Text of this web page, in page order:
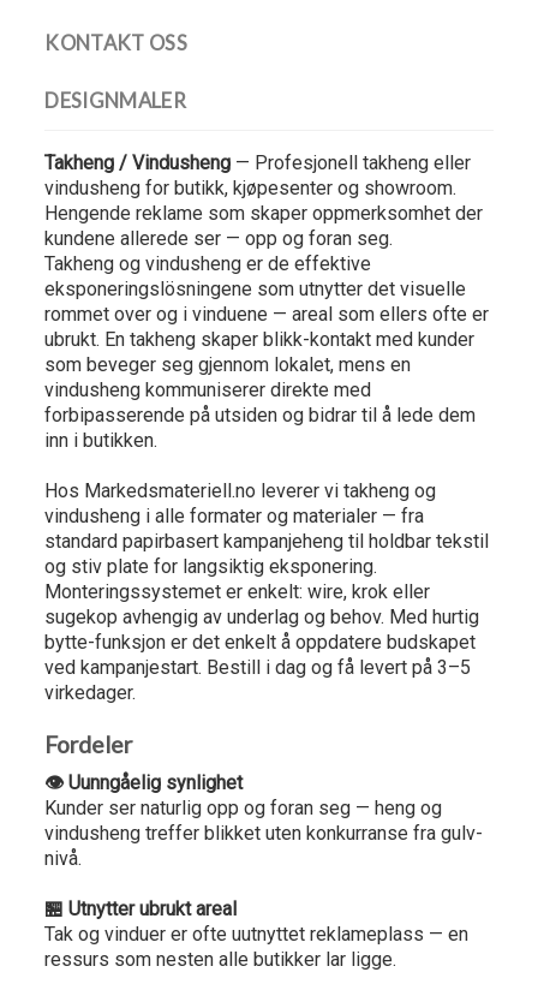
KONTAKT OSS
DESIGNMALER
Takheng / Vindusheng — Profesjonell takheng eller
vindusheng for butikk, kjøpesenter og showroom.
Hengende reklame som skaper oppmerksomhet der
kundene allerede ser — opp og foran seg.
Takheng og vindusheng er de effektive
eksponeringslösningene som utnytter det visuelle
rommet over og i vinduene — areal som ellers ofte er
ubrukt. En takheng skaper blikk-kontakt med kunder
som beveger seg gjennom lokalet, mens en
vindusheng kommuniserer direkte med
forbipasserende på utsiden og bidrar til å lede dem
inn i butikken.
Hos Markedsmateriell.no leverer vi takheng og
vindusheng i alle formater og materialer — fra
standard papirbasert kampanjeheng til holdbar tekstil
og stiv plate for langsiktig eksponering.
Monteringssystemet er enkelt: wire, krok eller
sugekop avhengig av underlag og behov. Med hurtig
bytte-funksjon er det enkelt å oppdatere budskapet
ved kampanjestart. Bestill i dag og få levert på 3–5
virkedager.
Fordeler
👁️ Uunngåelig synlighet
Kunder ser naturlig opp og foran seg — heng og
vindusheng treffer blikket uten konkurranse fra gulv-
nivå.
🏪 Utnytter ubrukt areal
Tak og vinduer er ofte uutnyttet reklameplass — en
ressurs som nesten alle butikker lar ligge.